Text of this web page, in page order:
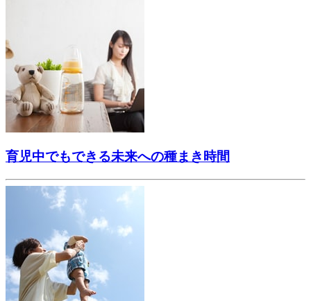
育児中でもできる未来への種まき時間